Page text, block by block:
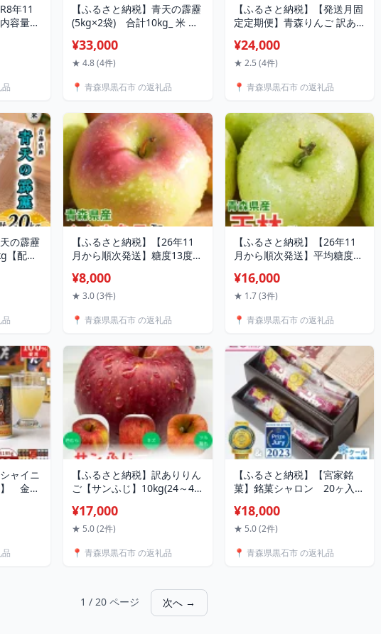
年11
内容量
個入_
ナノス
しい 人
【ふるさと納税】青天の霹靂
(5kg×2袋) 合計10kg_ 米 こ
の霹靂 5kg ブランド米 10kg
人気 おすすめ 送料無料 贈答
【配送不可地域：離島・沖縄
¥33,000
★ 4.8 (4件)
📍 青森県黒石市 の返礼品
【ふるさと納税】【発送月固
定定期便】青森りんご 訳あ
2月全3回【配送不可地域：離
島・沖縄県】【4067593】
¥24,000
★ 2.5 (4件)
📍 青森県黒石市 の返礼品
の霹靂
【配送
【ふるさと納税】【26年11
月から順次発送】糖度13度以
18玉)訳あり 青森県産【配送
不可地域：沖縄県】
¥8,000
★ 3.0 (3件)
📍 青森県黒石市 の返礼品
【ふるさと納税】【26年11
月から順次発送】平均糖度13
青森県産 りんご【配送不可
地域：離島・沖縄県】
¥16,000
★ 1.7 (3件)
📍 青森県黒石市 の返礼品
ャイニ
】 金の
【ふるさと納税】訳ありりん
ご【サンふじ】10kg(24～46
随時発送開始】【配送不可地
域：離島・沖縄県】
¥17,000
★ 5.0 (2件)
📍 青森県黒石市 の返礼品
【ふるさと納税】【宮家銘
菓】銘菓シャロン 20ヶ入
【1091581】
¥18,000
★ 5.0 (2件)
📍 青森県黒石市 の返礼品
1 / 20 ページ 次へ →